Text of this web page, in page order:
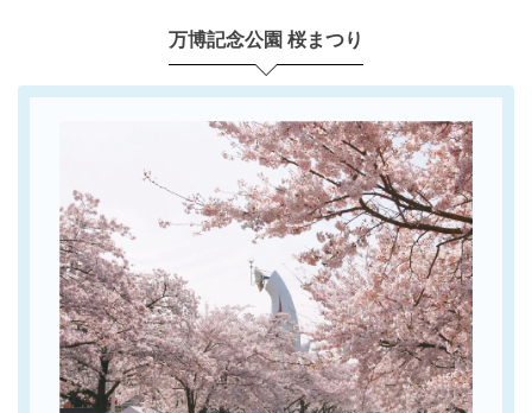
万博記念公園 桜まつり